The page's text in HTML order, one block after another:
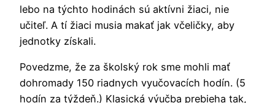
lebo na týchto hodinách sú aktívni žiaci, nie
učiteľ. A tí žiaci musia makať jak včeličky, aby
jednotky získali.
Povedzme, že za školský rok sme mohli mať
dohromady 150 riadnych vyučovacích hodín. (5
hodín za týždeň.) Klasická výučba prebieha tak,